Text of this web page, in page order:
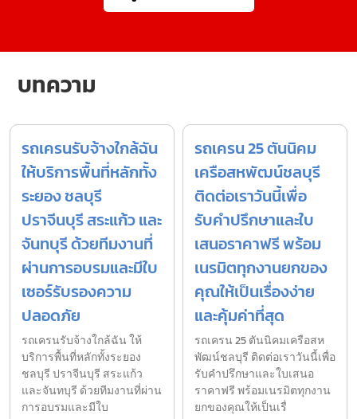
บทความ
รถเครนรับจ้างใกล้ฉัน
ให้บริการพื้นที่หลักทั้ง
ระยอง ชลบุรี
ปราจีนบุรี สระแก้ว และ
จันทบุรี ด้วยทีมงานที่
ผ่านการอบรมและมีใบ
เซอร์รับรองความ
ปลอดภัย
รถเครนรับจ้างใกล้ฉัน ให้
บริการพื้นที่หลักทั้งระยอง
ชลบุรี ปราจีนบุรี สระแก้ว
และจันทบุรี ด้วยทีมงานที่ผ่าน
การอบรมและมีใบ
รถเครน 25 ตันนิคม
เครือสหพัฒน์ชลบุรี
ติดต่อเราวันนี้เพื่อ
รับคำปรึกษาและใบ
เสนอราคาฟรี พร้อม
เนรมิตทุกงานยกของ
คุณให้เป็นเรื่องง่าย
และคุ้มค่าที่สุด
รถเครน 25 ตันนิคมเครือสห
พัฒน์ชลบุรี ติดต่อเราวันนี้เพื่อ
รับคำปรึกษาและใบเสนอ
ราคาฟรี พร้อมเนรมิตทุกงาน
ยกของคุณให้เป็นเรื่